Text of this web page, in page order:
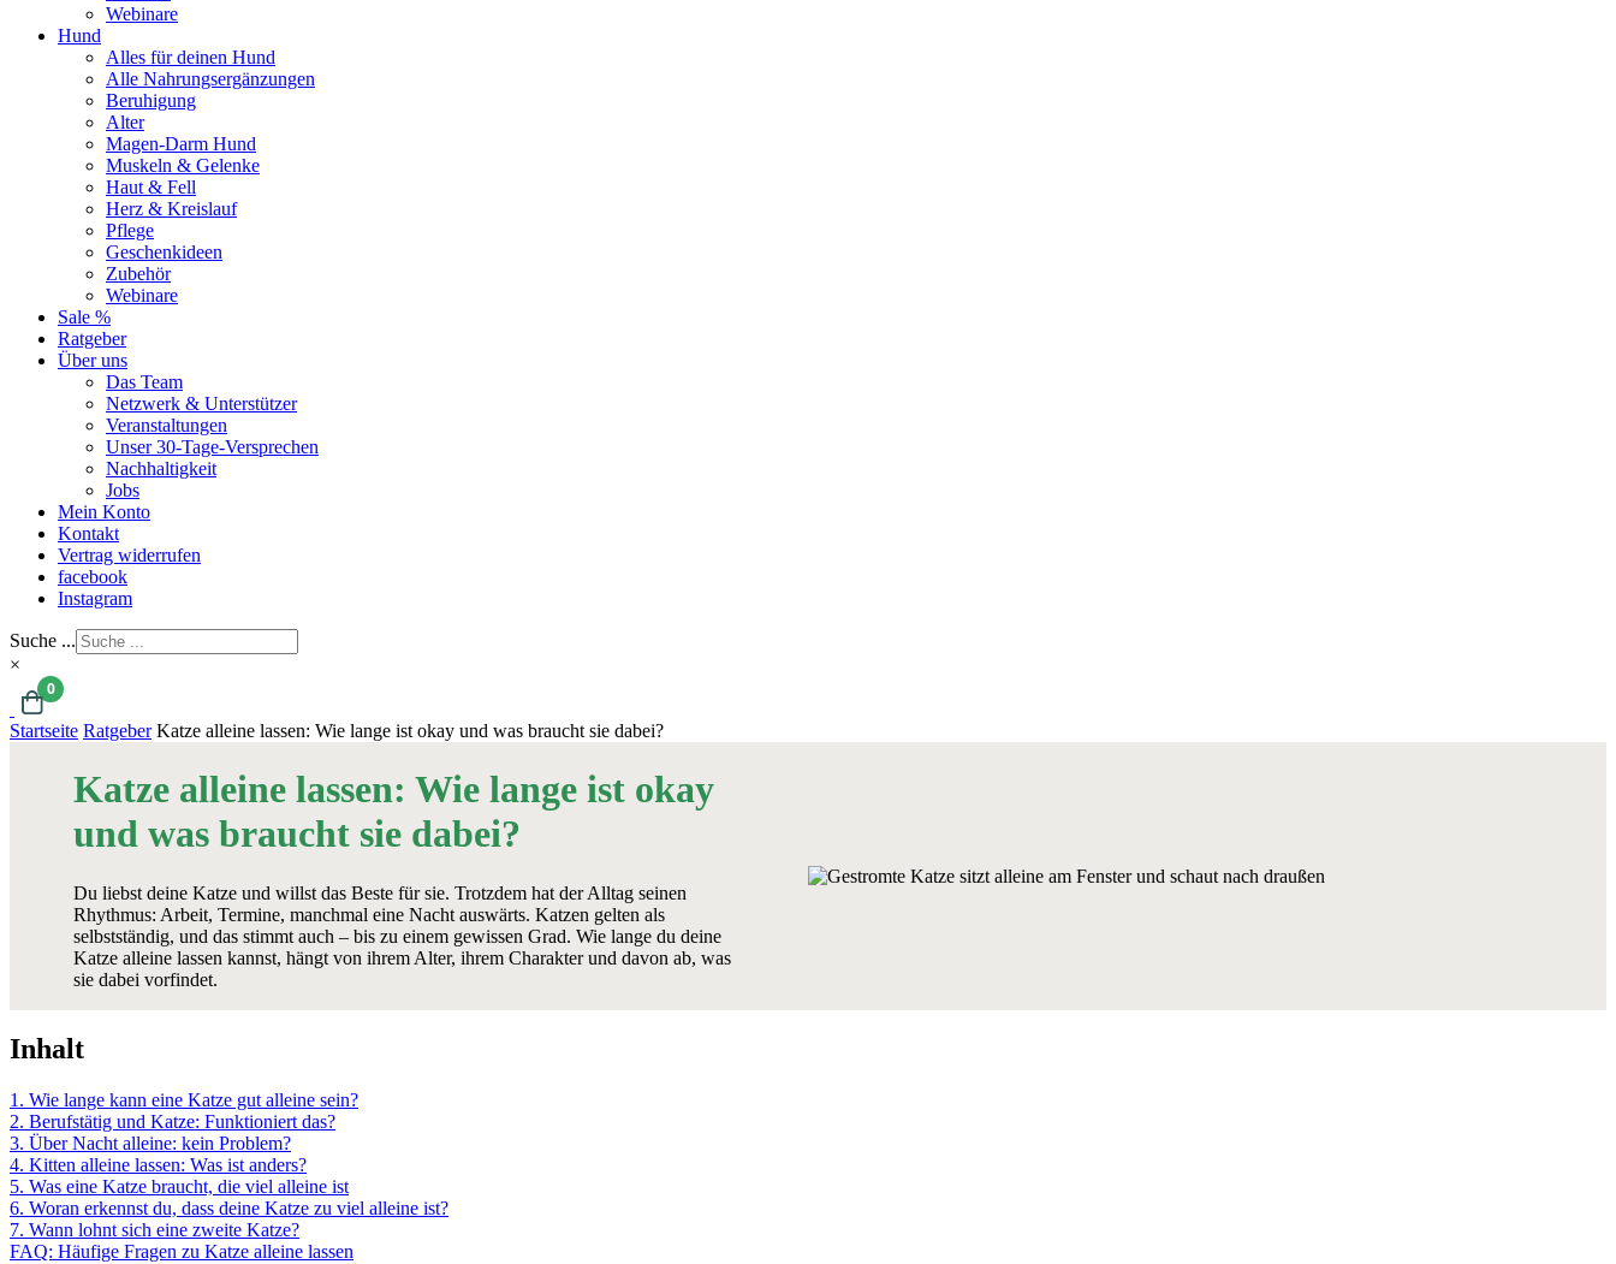
Webinare
Hund
Alles für deinen Hund
Alle Nahrungsergänzungen
Beruhigung
Alter
Magen-Darm Hund
Muskeln & Gelenke
Haut & Fell
Herz & Kreislauf
Pflege
Geschenkideen
Zubehör
Webinare
Sale %
Ratgeber
Über uns
Das Team
Netzwerk & Unterstützer
Veranstaltungen
Unser 30-Tage-Versprechen
Nachhaltigkeit
Jobs
Mein Konto
Kontakt
Vertrag widerrufen
facebook
Instagram
Suche ...
×
0
Startseite Ratgeber Katze alleine lassen: Wie lange ist okay und was braucht sie dabei?
Katze alleine lassen: Wie lange ist okay
und was braucht sie dabei?
Du liebst deine Katze und willst das Beste für sie. Trotzdem hat der Alltag seinen
Rhythmus: Arbeit, Termine, manchmal eine Nacht auswärts. Katzen gelten als
selbstständig, und das stimmt auch – bis zu einem gewissen Grad. Wie lange du deine
Katze alleine lassen kannst, hängt von ihrem Alter, ihrem Charakter und davon ab, was
sie dabei vorfindet.
Inhalt
1. Wie lange kann eine Katze gut alleine sein?
2. Berufstätig und Katze: Funktioniert das?
3. Über Nacht alleine: kein Problem?
4. Kitten alleine lassen: Was ist anders?
5. Was eine Katze braucht, die viel alleine ist
6. Woran erkennst du, dass deine Katze zu viel alleine ist?
7. Wann lohnt sich eine zweite Katze?
FAQ: Häufige Fragen zu Katze alleine lassen